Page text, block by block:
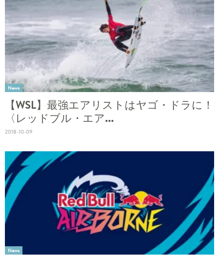
News
【WSL】最強エアリストはヤゴ・ドラに！
〈レッドブル・エア...
2018-10-09
News